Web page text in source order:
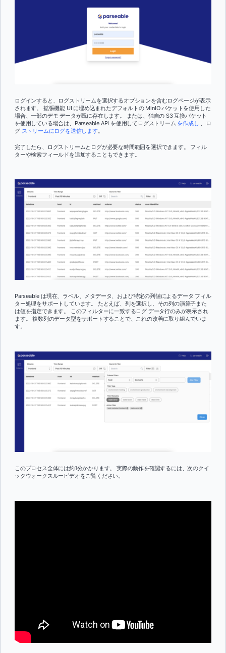
ログインすると、ログストリームを選択するオプションを含むログページが表示
されます。 拡張機能 UI に埋め込まれたデフォルトの MinIO バケットを使用した
場合、一部のデモ データが既に存在します。 または、独自の S3 互換バケット
を使用している場合は、Parseable API を使用してログストリーム を作成し
、ロ
グ ストリームにログを送信します。
完了したら、ログストリームとログが必要な時間範囲を選択できます。 フィル
ターや検索フィールドを追加することもできます。
Parseable は現在、ラベル、メタデータ、および特定の列値によるデータ フィル
ター処理をサポートしています。 たとえば、列を選択し、その列の演算子また
は値を指定できます。 このフィルターに一致するログ データ行のみが表示され
ます。 複数列のデータ型をサポートすることで、これの改善に取り組んでいま
す。
このプロセス全体には約1分かかります。 実際の動作を確認するには、次のクイ
ックウォークスルービデオをご覧ください。